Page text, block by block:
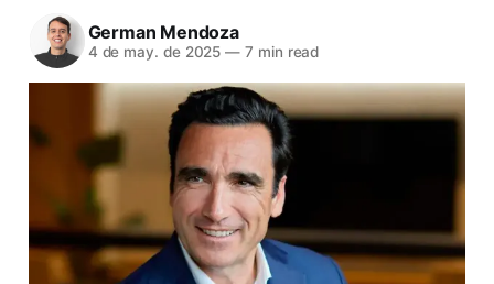
German Mendoza
4 de may. de 2025 — 7 min read